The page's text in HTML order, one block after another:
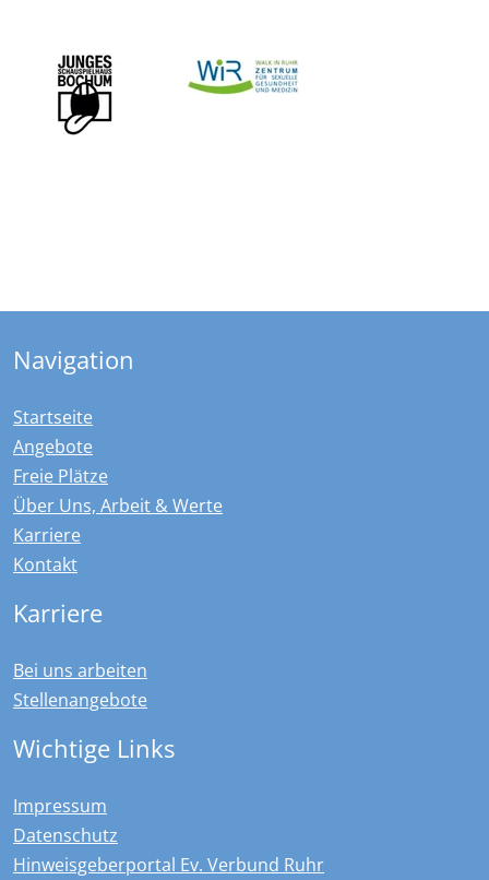
Navigation
Startseite
Angebote
Freie Plätze
Über Uns, Arbeit & Werte
Karriere
Kontakt
Karriere
Bei uns arbeiten
Stellenangebote
Wichtige Links
Impressum
Datenschutz
Hinweisgeberportal Ev. Verbund Ruhr